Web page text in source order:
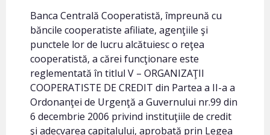
Banca Centrală Cooperatistă, împreună cu
băncile cooperatiste afiliate, agenţiile şi
punctele lor de lucru alcătuiesc o reţea
cooperatistă, a cărei funcţionare este
reglementată în titlul V – ORGANIZAŢII
COOPERATISTE DE CREDIT din Partea a II-a a
Ordonanţei de Urgenţă a Guvernului nr.99 din
6 decembrie 2006 privind instituţiile de credit
şi adecvarea capitalului, aprobată prin Legea